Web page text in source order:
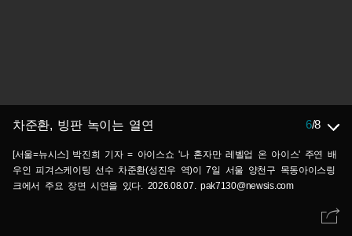
차준환, 빙판 녹이는 열연 6/8
[서울=뉴시스] 박진희 기자 = 아이스쇼 '나 혼자만 레벨업 온 아이스' 주연 배
우인 피겨스케이팅 선수 차준환(성진우 역)이 7일 서울 양천구 목동아이스링
크에서 주요 장면 시연을 있다. 2026.08.07. pak7130@newsis.com